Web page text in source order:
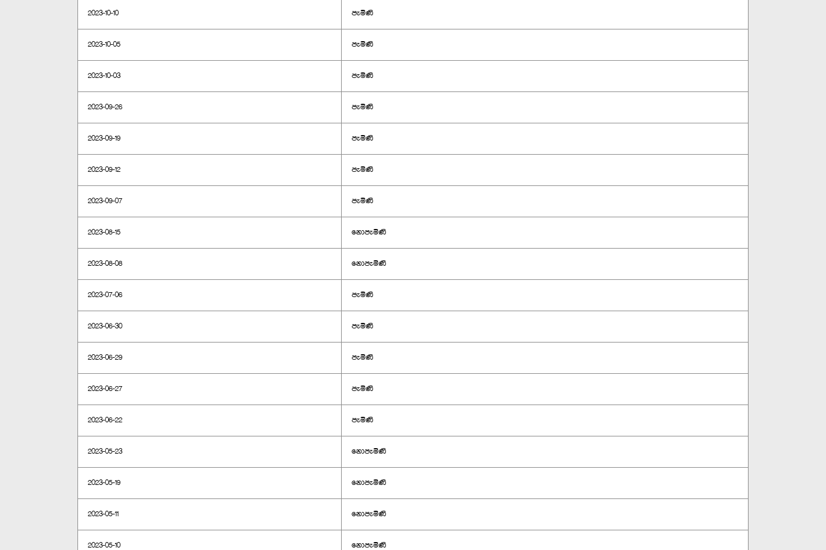
2023-10-10 පැමිණි
2023-10-05 පැමිණි
2023-10-03 පැමිණි
2023-09-26 පැමිණි
2023-09-19 පැමිණි
2023-09-12 පැමිණි
2023-09-07 පැමිණි
2023-08-15 නොපැමිණි
2023-08-08 නොපැමිණි
2023-07-06 පැමිණි
2023-06-30 පැමිණි
2023-06-29 පැමිණි
2023-06-27 පැමිණි
2023-06-22 පැමිණි
2023-05-23 නොපැමිණි
2023-05-19 නොපැමිණි
2023-05-11 නොපැමිණි
2023-05-10 නොපැමිණි